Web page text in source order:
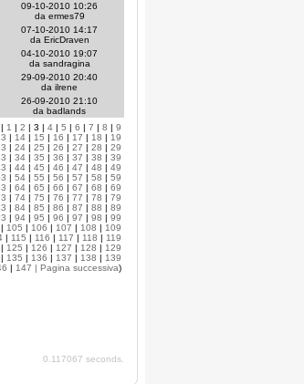
09-10-2010 10:26
da ermes79
07-10-2010 14:17
da EricDraven
04-10-2010 19:07
da sandragina
29-09-2010 20:40
da ilrene
26-09-2010 21:10
da badlands
| 1 | 2 | 3 | 4 | 5 | 6 | 7 | 8 | 9
| 14 | 15 | 16 | 17 | 18 | 19
| 24 | 25 | 26 | 27 | 28 | 29
| 34 | 35 | 36 | 37 | 38 | 39
| 44 | 45 | 46 | 47 | 48 | 49
| 54 | 55 | 56 | 57 | 58 | 59
| 64 | 65 | 66 | 67 | 68 | 69
| 74 | 75 | 76 | 77 | 78 | 79
| 84 | 85 | 86 | 87 | 88 | 89
| 94 | 95 | 96 | 97 | 98 | 99
| 105 | 106 | 107 | 108 | 109
| 115 | 116 | 117 | 118 | 119
| 125 | 126 | 127 | 128 | 129
| 135 | 136 | 137 | 138 | 139
| 147 | Pagina successiva)
0.117067 seconds.